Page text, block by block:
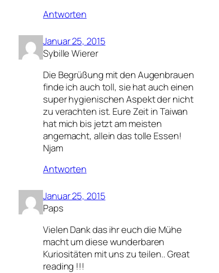
Antworten
Januar 25, 2015
Sybille Wierer
Die Begrüßung mit den Augenbrauen
finde ich auch toll, sie hat auch einen
super hygienischen Aspekt der nicht
zu verachten ist. Eure Zeit in Taiwan
hat mich bis jetzt am meisten
angemacht, allein das tolle Essen!
Njam
Antworten
Januar 25, 2015
Paps
Vielen Dank das ihr euch die Mühe
macht um diese wunderbaren
Kuriositäten mit uns zu teilen.. Great
reading !!!